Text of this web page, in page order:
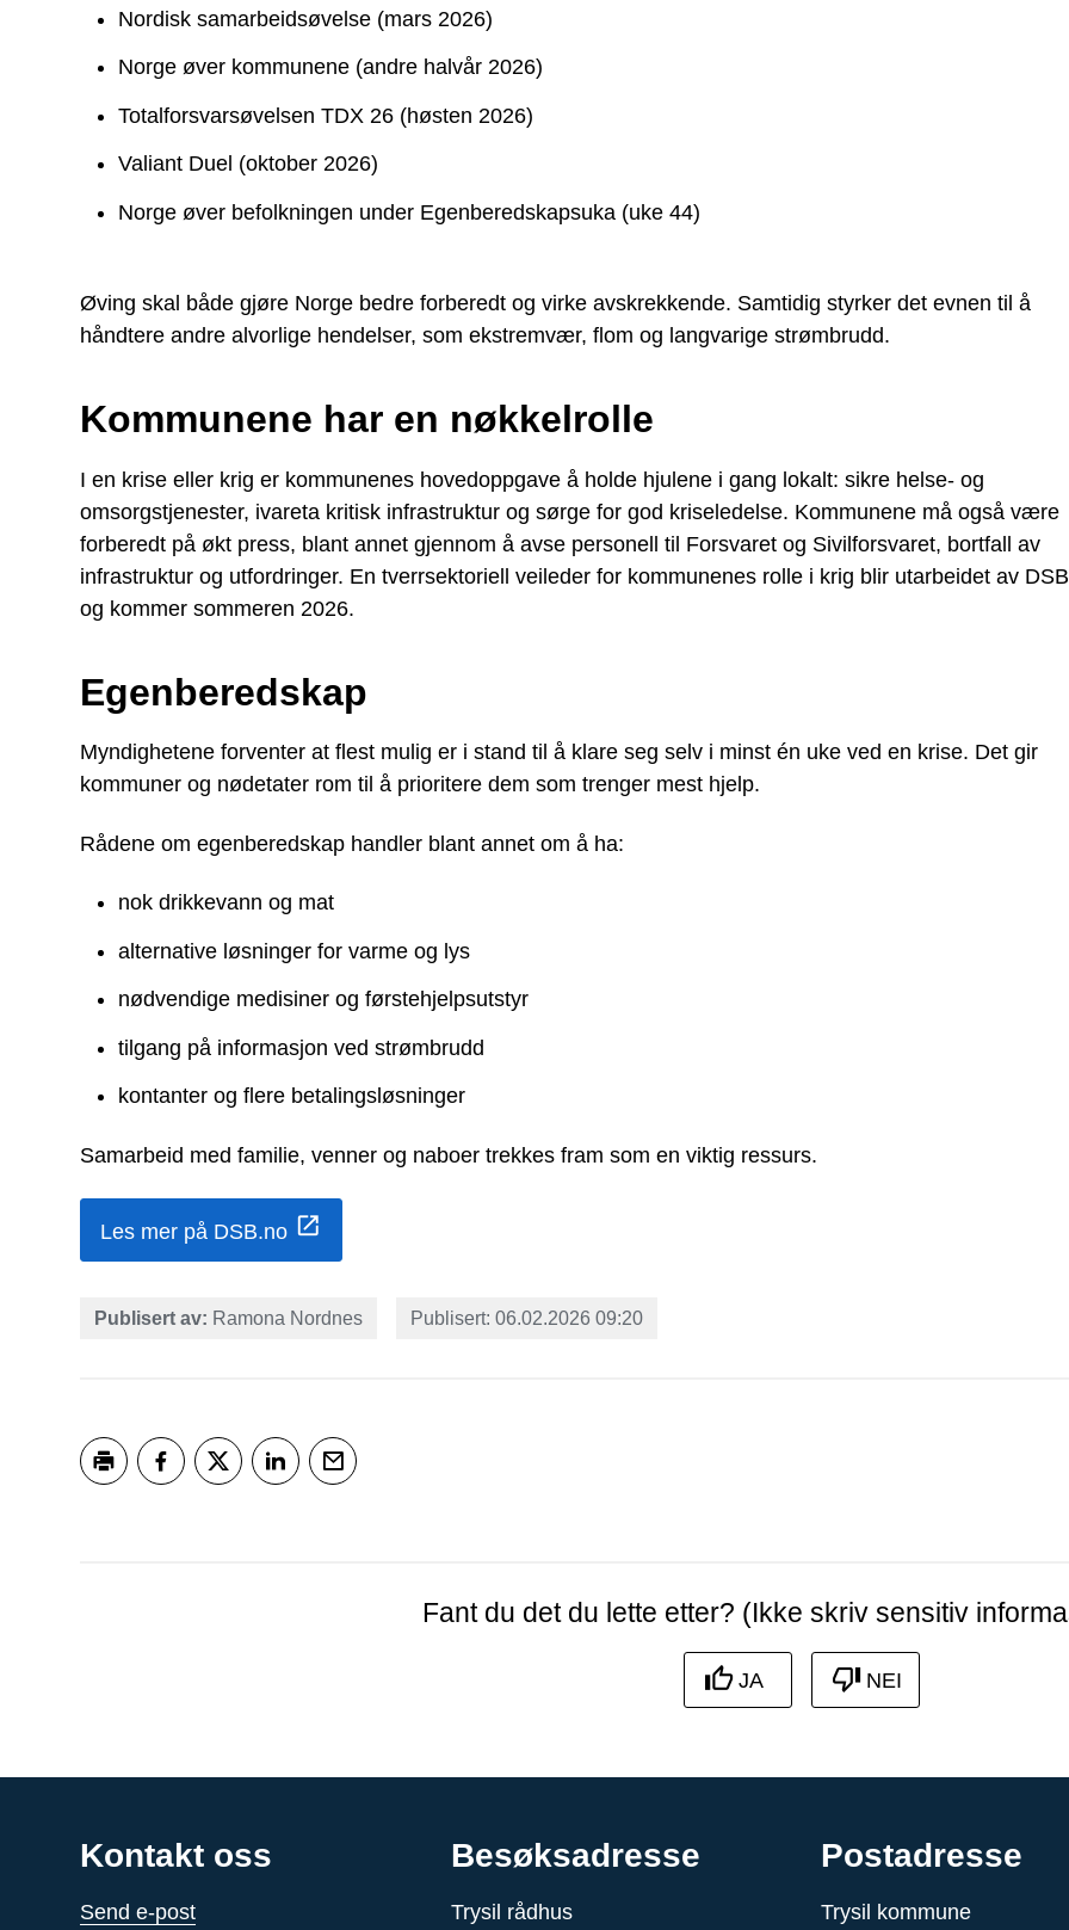
Nordisk samarbeidsøvelse (mars 2026)
Norge øver kommunene (andre halvår 2026)
Totalforsvarsøvelsen TDX 26 (høsten 2026)
Valiant Duel (oktober 2026)
Norge øver befolkningen under Egenberedskapsuka (uke 44)
Øving skal både gjøre Norge bedre forberedt og virke avskrekkende. Samtidig styrker det evnen til å
håndtere andre alvorlige hendelser, som ekstremvær, flom og langvarige strømbrudd.
Kommunene har en nøkkelrolle
I en krise eller krig er kommunenes hovedoppgave å holde hjulene i gang lokalt: sikre helse- og
omsorgstjenester, ivareta kritisk infrastruktur og sørge for god kriseledelse. Kommunene må også være
forberedt på økt press, blant annet gjennom å avse personell til Forsvaret og Sivilforsvaret, bortfall av
infrastruktur og utfordringer. En tverrsektoriell veileder for kommunenes rolle i krig blir utarbeidet av DSB
og kommer sommeren 2026.
Egenberedskap
Myndighetene forventer at flest mulig er i stand til å klare seg selv i minst én uke ved en krise. Det gir
kommuner og nødetater rom til å prioritere dem som trenger mest hjelp.
Rådene om egenberedskap handler blant annet om å ha:
nok drikkevann og mat
alternative løsninger for varme og lys
nødvendige medisiner og førstehjelpsutstyr
tilgang på informasjon ved strømbrudd
kontanter og flere betalingsløsninger
Samarbeid med familie, venner og naboer trekkes fram som en viktig ressurs.
Les mer på DSB.no
Publisert av Ramona Nordnes Publisert 06.02.2026 09:20
Fant du det du lette etter? (Ikke skriv sensitiv
JA NEI
Kontakt oss
Send e-post
Besøksadresse
Trysil rådhus
Postadresse
Trysil kommune